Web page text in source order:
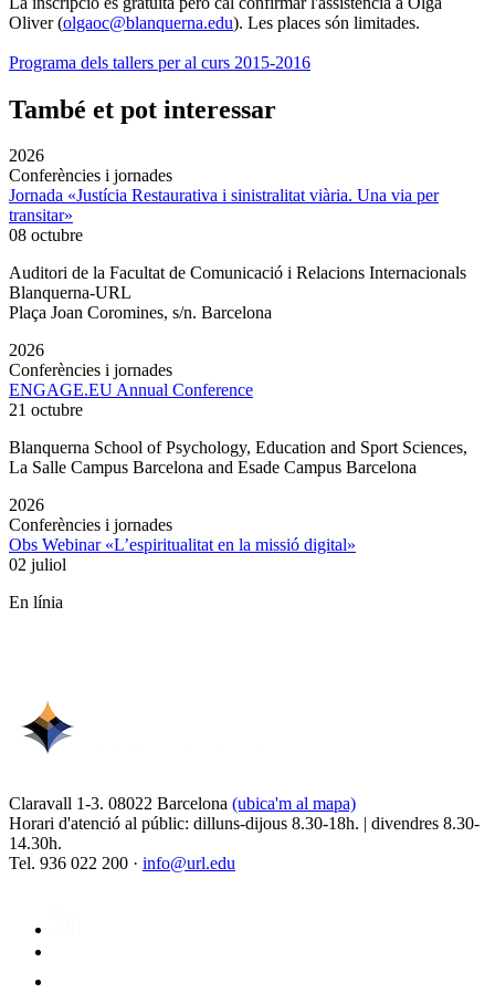
Oliver (olgaoc@blanquerna.edu). Les places són limitades.
Programa dels tallers per al curs 2015-2016
També et pot interessar
2026
Conferències i jornades
Jornada «Justícia Restaurativa i sinistralitat viària. Una via per
transitar»
08 octubre
Auditori de la Facultat de Comunicació i Relacions Internacionals
Blanquerna-URL
Plaça Joan Coromines, s/n. Barcelona
2026
Conferències i jornades
ENGAGE.EU Annual Conference
21 octubre
Blanquerna School of Psychology, Education and Sport Sciences,
La Salle Campus Barcelona and Esade Campus Barcelona
2026
Conferències i jornades
Obs Webinar «L’espiritualitat en la missió digital»
02 juliol
En línia
Claravall 1-3. 08022 Barcelona (ubica'm al mapa)
Horari d'atenció al públic: dilluns-dijous 8.30-18h. | divendres 8.30-
14.30h.
Tel. 936 022 200 · info@url.edu